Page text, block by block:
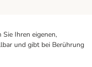
Ihren eigenen,
und gibt bei Berührung